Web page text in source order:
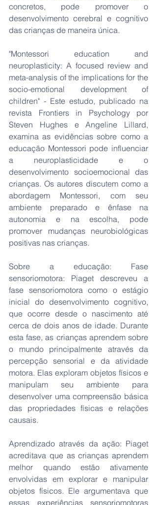
concretos, pode promover o
desenvolvimento cerebral e cognitivo
das crianças de maneira única.
"Montessori education and
neuroplasticity: A focused review and
meta-analysis of the implications for the
socio-emotional development of
children" - Este estudo, publicado na
revista Frontiers in Psychology por
Steven Hughes e Angeline Lillard,
examina as evidências sobre como a
educação Montessori pode influenciar
a neuroplasticidade e o
desenvolvimento socioemocional das
crianças. Os autores discutem como a
abordagem Montessori, com seu
ambiente preparado e ênfase na
autonomia e na escolha, pode
promover mudanças neurobiológicas
positivas nas crianças.
Sobre a educação: Fase
sensoriomotora: Piaget descreveu a
fase sensoriomotora como o estágio
inicial do desenvolvimento cognitivo,
que ocorre desde o nascimento até
cerca de dois anos de idade. Durante
esta fase, as crianças aprendem sobre
o mundo principalmente através da
percepção sensorial e da atividade
motora. Elas exploram objetos físicos e
manipulam seu ambiente para
desenvolver uma compreensão básica
das propriedades físicas e relações
causais.
Aprendizado através da ação: Piaget
acreditava que as crianças aprendem
melhor quando estão ativamente
envolvidas em explorar e manipular
objetos físicos. Ele argumentava que
essas experiências sensoriomotoras